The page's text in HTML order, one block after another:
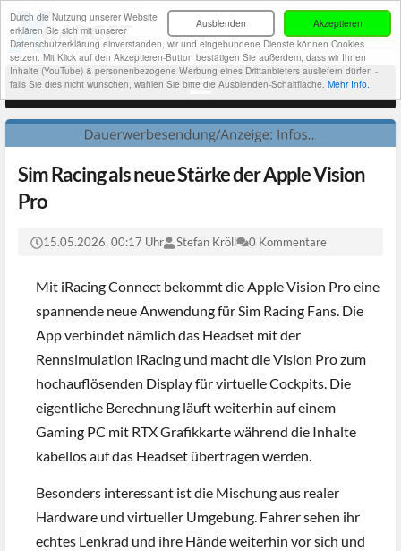
Akzeptieren
Ausblenden
Durch die Nutzung unserer Website
erklären Sie sich mit unserer
Datenschutzerklärung einverstanden, wir und eingebundene Dienste können Cookies
setzen. Mit Klick auf den Akzeptieren-Button bestätigen Sie außerdem, dass wir Ihnen
Inhalte (YouTube) & personenbezogene Werbung eines Drittanbieters ausliefern dürfen -
falls Sie dies nicht wünschen, wählen Sie bitte die Ausblenden-Schaltfläche. Mehr Info.
Sim Racing als neue Stärke der Apple Vision
Pro
15.05.2026, 00:17 Uhr Stefan Kröll 0 Kommentare
Mit iRacing Connect bekommt die Apple Vision Pro eine
spannende neue Anwendung für Sim Racing Fans. Die
App verbindet nämlich das Headset mit der
Rennsimulation iRacing und macht die Vision Pro zum
hochauflösenden Display für virtuelle Cockpits. Die
eigentliche Berechnung läuft weiterhin auf einem
Gaming PC mit RTX Grafikkarte während die Inhalte
kabellos auf das Headset übertragen werden.
Besonders interessant ist die Mischung aus realer
Hardware und virtueller Umgebung. Fahrer sehen ihr
echtes Lenkrad und ihre Hände weiterhin vor sich und